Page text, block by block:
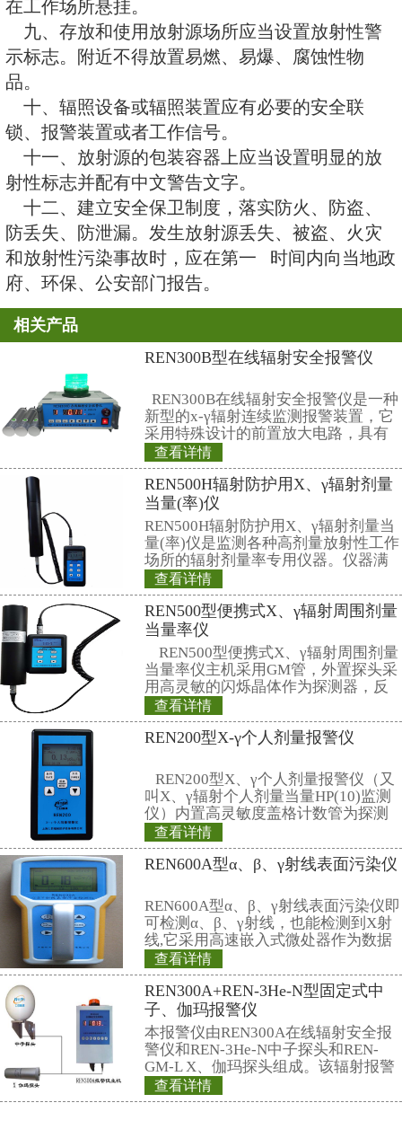
用场所应有相应的辐射屏蔽，安装
测量仪器。
六、建立放辐射安全管理机构，
手”负责制。
七、放射源实行专人保管，实行
离的原则，杜绝“以使带管”现象
控现象发生。 建立放射源使用登
领取、使用、归还放射源时应当进
查，做到账物相符。
八、制定放射源使用操作程序，
在工作场所悬挂。
九、存放和使用放射源场所应当
示标志。附近不得放置易燃、易
品。
十、辐照设备或辐照装置应有必
锁、报警装置或者工作信号。
十一、放射源的包装容器上应当
射性标志并配有中文警告文字。
十二、建立安全保卫制度，落实
防丢失、防泄漏。发生放射源丢失
和放射性污染事故时，应在第一
府、环保、公安部门报告。
相关产品
REN300B型在线
REN300B在线辐射
新型的x-γ辐射连续
采用特殊设计的前
灵敏度高、操作方
阈值报警等特点，
剂量率；仪器内置
能，能存储10年的
查看详情
REN500H辐射防
当量(率)仪